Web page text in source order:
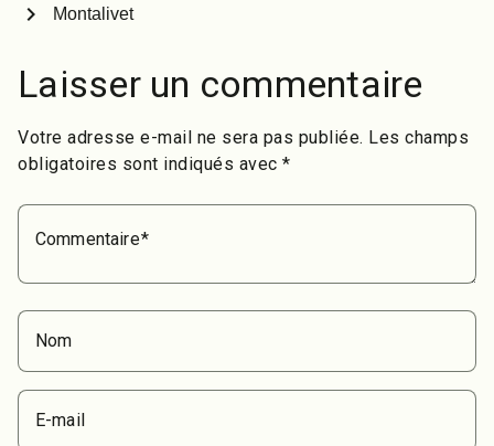
Montalivet
chevron_right
Laisser un commentaire
Votre adresse e-mail ne sera pas publiée. Les champs
obligatoires sont indiqués avec *
Commentaire
Nom
E-mail